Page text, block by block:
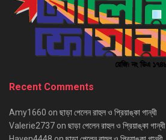
Recent Comments
Amy1660 on ছাড়া পেলেন রাহুল ও প্রিয়াঙ্কা গান্ধী
Valerie2737 on ছাড়া পেলেন রাহুল ও প্রিয়াঙ্কা গান্ধী